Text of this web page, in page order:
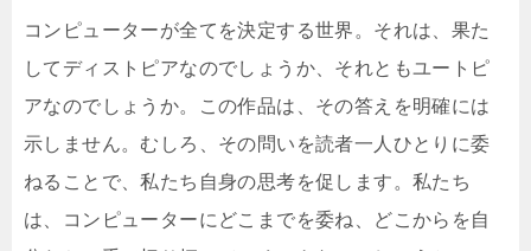
コンピューターが全てを決定する世界。それは、果た
してディストピアなのでしょうか、それともユートピ
アなのでしょうか。この作品は、その答えを明確には
示しません。むしろ、その問いを読者一人ひとりに委
ねることで、私たち自身の思考を促します。私たち
は、コンピューターにどこまでを委ね、どこからを自